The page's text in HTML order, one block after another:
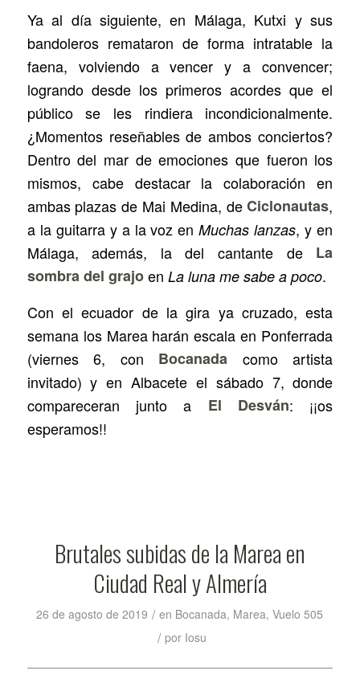
Ya al día siguiente, en Málaga, Kutxi y sus
bandoleros remataron de forma intratable la
faena, volviendo a vencer y a convencer;
logrando desde los primeros acordes que el
público se les rindiera incondicionalmente.
¿Momentos reseñables de ambos conciertos?
Dentro del mar de emociones que fueron los
mismos, cabe destacar la colaboración en
ambas plazas de Mai Medina, deCiclonautas,
a la guitarra y a la voz enMuchas lanzas, y en
Málaga, además, la del cantante de La
sombra del grajoen La luna me sabe a poco.
Con el ecuador de la gira ya cruzado, esta
semana los Marea harán escala en Ponferrada
(viernes 6, con Bocanada como artista
invitado) y en Albacete el sábado 7, donde
compareceran junto a El Desván: ¡¡os
esperamos!!
Brutales subidas de la Marea en
Ciudad Real y Almería
26 de agosto de 2019 / en Bocanada, Marea,Vuelo 505
/ por Iosu